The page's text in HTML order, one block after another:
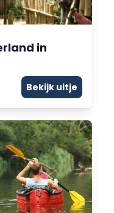
in
Bekijk uitje